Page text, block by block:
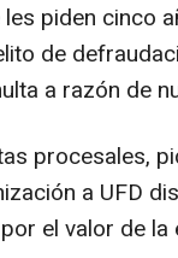
piden cinco
de
a razón de
procesales,
a UFD
el valor de